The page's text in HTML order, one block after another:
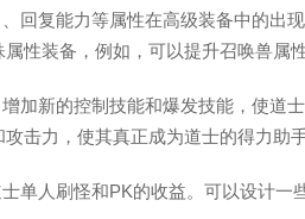
回复能力等属性在高级装备中的出
性装备，例如，可以提升召唤兽属性
加新的控制技能和爆发技能，使道
击力，使其真正成为道士的得力助手
单人刷怪和PK的收益。可以设计一